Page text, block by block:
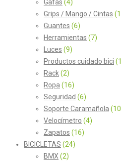
Gafas (4)
Grips / Mango / Cintas
Guantes (6)
Herramientas (7)
Luces (9)
Productos cuidado bici
Rack(2)
Ropa (16)
Seguridad (6)
Soporte Caramañola
Velocímetro (4)
Zapatos (16)
BICICLETAS (24)
BMX (2)